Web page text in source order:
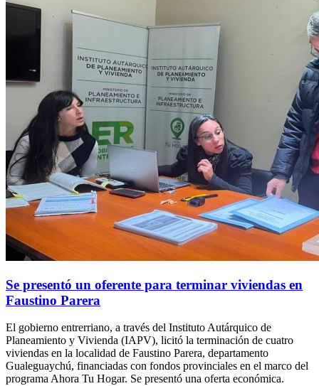
Se presentó un oferente para terminar viviendas en
Faustino Parera
El gobierno entrerriano, a través del Instituto Autárquico de
Planeamiento y Vivienda (IAPV), licitó la terminación de cuatro
viviendas en la localidad de Faustino Parera, departamento
Gualeguaychú, financiadas con fondos provinciales en el marco del
programa Ahora Tu Hogar. Se presentó una oferta económica.